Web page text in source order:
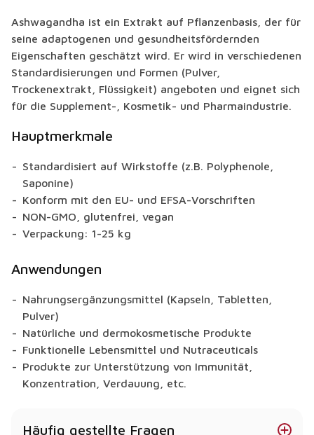
Ashwagandha ist ein Extrakt auf Pflanzenbasis, der für
seine adaptogenen und gesundheitsfördernden
Eigenschaften geschätzt wird. Er wird in verschiedenen
Standardisierungen und Formen (Pulver,
Trockenextrakt, Flüssigkeit) angeboten und eignet sich
für die Supplement-, Kosmetik- und Pharmaindustrie.
Hauptmerkmale
Standardisiert auf Wirkstoffe (z.B. Polyphenole,
Saponine)
Konform mit den EU- und EFSA-Vorschriften
NON-GMO, glutenfrei, vegan
Verpackung: 1-25 kg
Anwendungen
Nahrungsergänzungsmittel (Kapseln, Tabletten,
Pulver)
Natürliche und dermokosmetische Produkte
Funktionelle Lebensmittel und Nutraceuticals
Produkte zur Unterstützung von Immunität,
Konzentration, Verdauung, etc.
Häufig gestellte Fragen